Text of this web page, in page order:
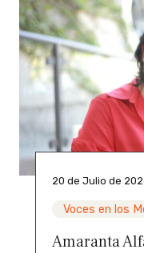
20 de Julio de
Voces en los
Amaranta